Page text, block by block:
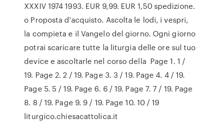
XXXIV 1974 1993. EUR 9,99. EUR 1,50 spedizione.
o Proposta d'acquisto. Ascolta le lodi, i vespri,
la compieta e il Vangelo del giorno. Ogni giorno
potrai scaricare tutte la liturgia delle ore sul tuo
device e ascoltarle nel corso della Page 1. 1 /
19. Page 2. 2 / 19. Page 3. 3 / 19. Page 4. 4 / 19.
Page 5. 5 / 19. Page 6. 6 / 19. Page 7. 7 / 19. Page
8. 8 / 19. Page 9. 9 / 19. Page 10. 10 / 19
liturgico.chiesacattolica.it